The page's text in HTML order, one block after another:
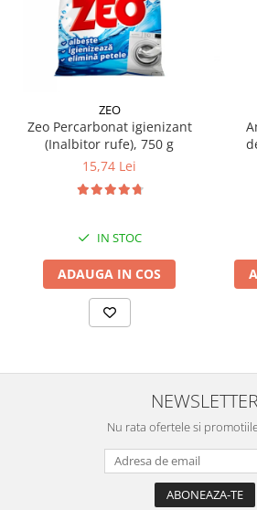
Manusi menaj
Pamatuf praf
Pompa apa masina de carotat
Pulverizatoare profesionale
Saci de menaj
Sisteme mopuri preimpregnate
Uscatoare maini
ZEO
Zeo Percarbonat igienizant
(Inalbitor rufe), 750 g
15,74 Lei
IN STOC
ADAUGA IN COS
NEWSLETTER
Nu rata ofertele si